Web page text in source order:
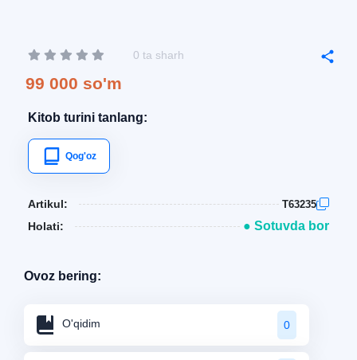
0 ta sharh
99 000 so'm
Kitob turini tanlang:
Qog'oz
Artikul: T63235
Holati: ● Sotuvda bor
Ovoz bering:
O'qidim 0